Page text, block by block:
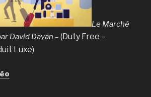
Le Marché
David Dayan – (Duty Free –
Luxe)